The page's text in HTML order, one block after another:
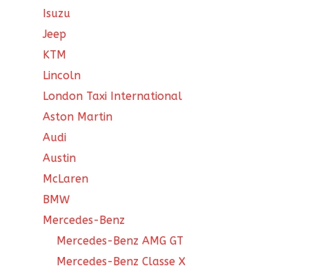
Isuzu
Jeep
KTM
Lincoln
London Taxi International
Aston Martin
Audi
Austin
McLaren
BMW
Mercedes-Benz
Mercedes-Benz AMG GT
Mercedes-Benz Classe X